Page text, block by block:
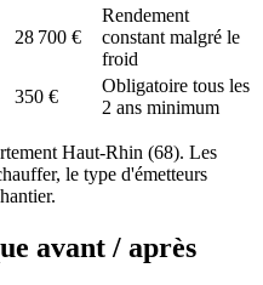
28 700 €
Rendement
constant malgré le
froid
350 €
Obligatoire tous les
2 ans minimum
Haut-Rhin (68). Les
le type d'émetteurs
avant / après